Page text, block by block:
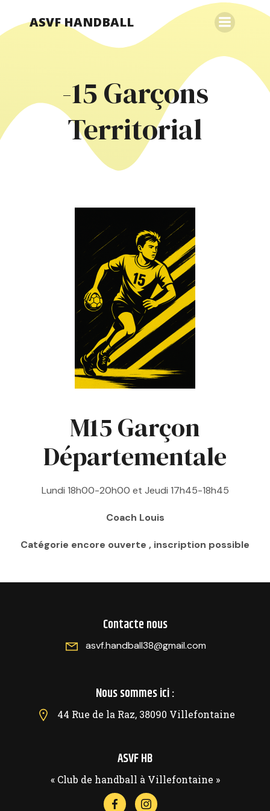
ASVF HANDBALL
-15 Garçons
Territorial
M15 Garçon
Départementale
Lundi 18h00-20h00 et Jeudi 17h45-18h45
Coach Louis
Catégorie encore ouverte , inscription possible
Contacte nous
asvf.handball38@gmail.com
Nous sommes ici :
44 Rue de la Raz, 38090 Villefontaine
ASVF HB
« Club de handball à Villefontaine »